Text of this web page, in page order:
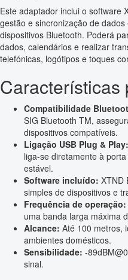
Este adaptador inclui o software
gestão e sincronização de
dispositivos Bluetooth. Poderá
dados, calendários e realizar
telefónicas, logótipos e toques
Características
Compatibilidade
SIG Bluetooth TM,
dispositivos compatíveis.
Ligação USB Plug & Play:
liga-se diretamente à
estável.
Software incluído: XTND
simples de dispositivos e
Frequência de operação:
uma banda larga máxima
Alcance: Até 100 metros,
ambientes domésticos.
Sensibilidade: -
sinal.